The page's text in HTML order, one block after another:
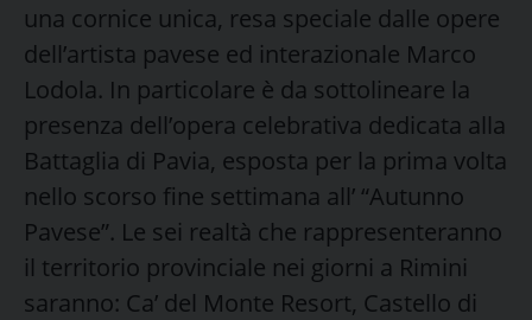
una cornice unica, resa speciale dalle opere
dell’artista pavese ed interazionale Marco
Lodola. In particolare è da sottolineare la
presenza dell’opera celebrativa dedicata alla
Battaglia di Pavia, esposta per la prima volta
nello scorso fine settimana all’ “Autunno
Pavese”. Le sei realtà che rappresenteranno
il territorio provinciale nei giorni a Rimini
saranno: Ca’ del Monte Resort, Castello di